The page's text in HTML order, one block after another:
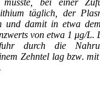
müsste, bei einer
täglich, der
und damit in etwa
von etwa 1 μg/L.
durch die
Zehntel lag bzw.